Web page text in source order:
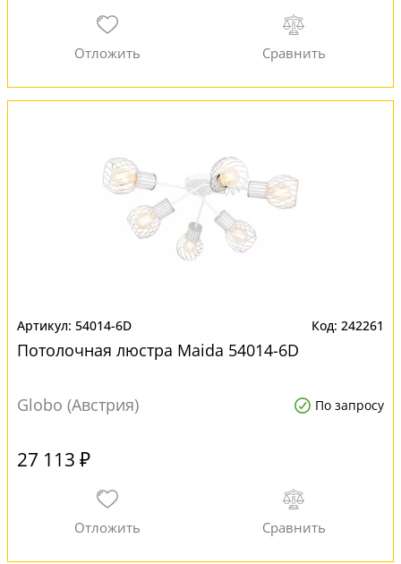
54014-6D 242261
Потолочная люстра Maida 54014-6D
Globo (Австрия) По запросу
27 113 ₽